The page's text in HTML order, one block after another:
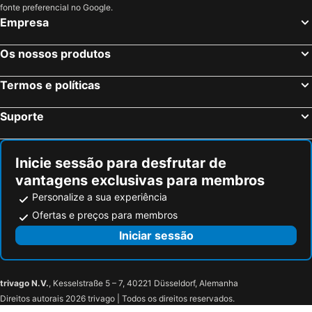
Tillé, Picardie Hotéis
Nice, Provença-Alpes-Costa Azul Hotéis
Estrasburgo, Alsácia Hotéis
Bordéus, Aquitânia Hotéis
Colmar, Alsácia Hotéis
fonte preferencial no Google.
Empresa
Os nossos produtos
Termos e políticas
Suporte
Inicie sessão para desfrutar de
vantagens exclusivas para membros
Personalize a sua experiência
Ofertas e preços para membros
Iniciar sessão
trivago N.V., Kesselstraße 5 – 7, 40221 Düsseldorf, Alemanha
Direitos autorais 2026 trivago | Todos os direitos reservados.